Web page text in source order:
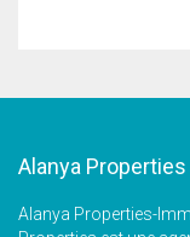
Alanya Properties
Alanya Properties-